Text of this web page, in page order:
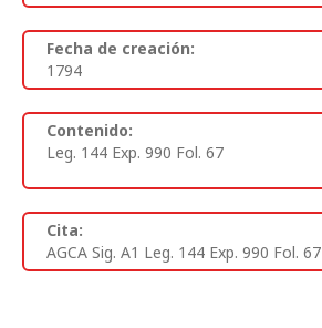
Fecha de creación:
1794
Contenido:
Leg. 144 Exp. 990 Fol. 67
Cita:
AGCA Sig. A1 Leg. 144 Exp. 990 Fol. 67